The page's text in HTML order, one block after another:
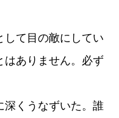
して目の敵にしてい
ありません。必ず
くうなずいた。誰